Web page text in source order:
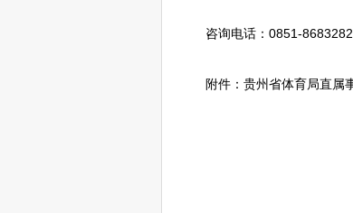
咨询电话：0851-
附件：贵州省体育局直属